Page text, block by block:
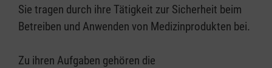
Sie tragen durch ihre Tätigkeit zur Sicherheit beim
Betreiben und Anwenden von Medizinprodukten bei.
Zu ihren Aufgaben gehören die